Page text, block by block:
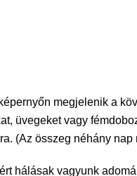
megjelenik a
üvegeket vagy
(Az összeg néhány
hálásak vagyunk